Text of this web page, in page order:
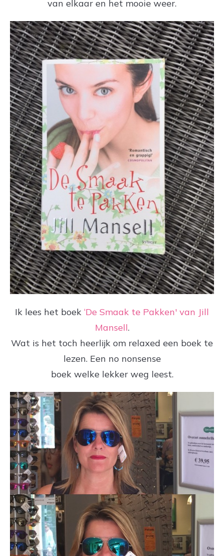
van elkaar en het mooie weer.
Ik lees het boek ‘De Smaak te Pakken' van Jill
Mansell.
Wat is het toch heerlijk om relaxed een boek te
lezen. Een no nonsense
boek welke lekker weg leest.